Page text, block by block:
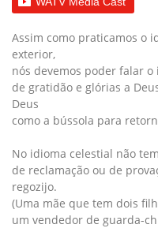
Assim como praticamos o
exterior,
nós devemos poder falar
de gratidão e glórias a
Deus
como a bússola para
No idioma celestial não
de reclamação ou de
regozijo.
(Uma mãe que tem dois
um vendedor de guarda-